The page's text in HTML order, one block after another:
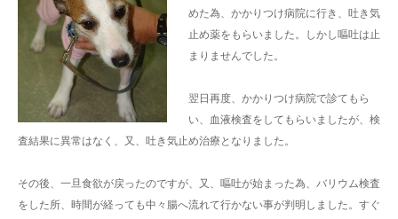
めた為、かかりつけ病院に行き、吐き気
止め薬をもらいました。しかし嘔吐は止
まりませんでした。
翌日再度、かかりつけ病院で診てもら
い、血液検査をしてもらいましたが、検
査結果に異常はなく、又、吐き気止め治療となりました。
その後、一旦食欲が戻ったのですが、又、嘔吐が始まった為、バリウム検査
をした所、時間が経っても中々腸へ流れて行かない事が判明しました。すぐ